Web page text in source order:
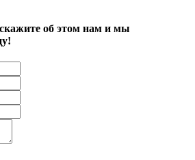
об этом нам и мы